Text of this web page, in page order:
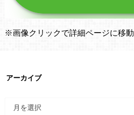
※画像クリックで詳細ページに移動
アーカイブ